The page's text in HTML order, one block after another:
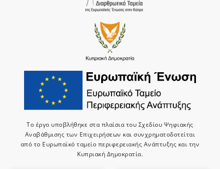
Το έργο υποβλήθηκε στα πλαίσια του Σχεδίου Ψηφιακής
Αναβάθμισης των Επιχειρήσεων και συνχρηματοδοτείται
από το Ευρωπαϊκό ταμείο περιφερειακής Ανάπτυξης και την
Κυπριακή Δημοκρατία.